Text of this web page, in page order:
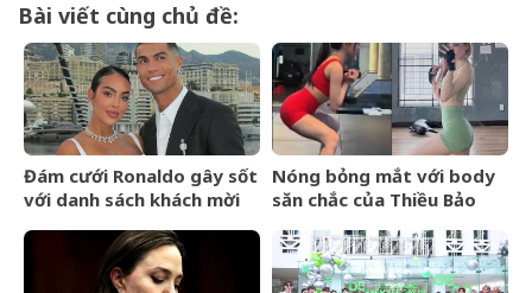
Bài viết cùng chủ đề:
Đám cưới Ronaldo gây sốt
với danh sách khách mời
Nóng bỏng mắt với body
săn chắc của Thiều Bảo
tại phòng tập